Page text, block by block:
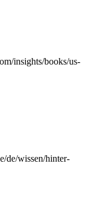
insights/books/us-
de/wissen/hinter-